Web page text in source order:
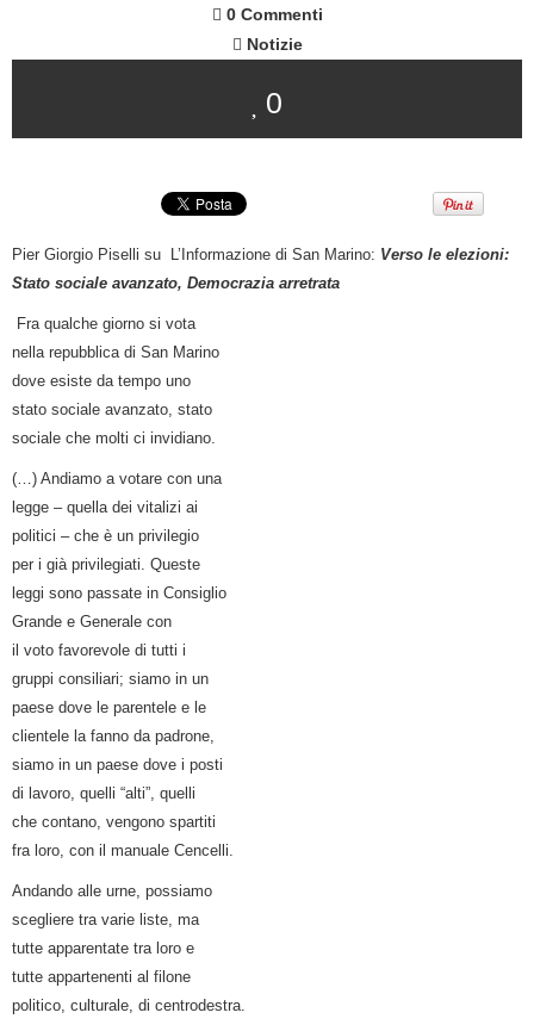
0 Commenti
Notizie
0
Pier Giorgio Piselli su L’Informazione di San Marino: Verso le elezioni:
Stato sociale avanzato, Democrazia arretrata
Fra qualche giorno si vota
nella repubblica di San Marino
dove esiste da tempo uno
stato sociale avanzato, stato
sociale che molti ci invidiano.
(…) Andiamo a votare con una
legge – quella dei vitalizi ai
politici – che è un privilegio
per i già privilegiati. Queste
leggi sono passate in Consiglio
Grande e Generale con
il voto favorevole di tutti i
gruppi consiliari; siamo in un
paese dove le parentele e le
clientele la fanno da padrone,
siamo in un paese dove i posti
di lavoro, quelli “alti”, quelli
che contano, vengono spartiti
fra loro, con il manuale Cencelli.
Andando alle urne, possiamo
scegliere tra varie liste, ma
tutte apparentate tra loro e
tutte appartenenti al filone
politico, culturale, di centrodestra.